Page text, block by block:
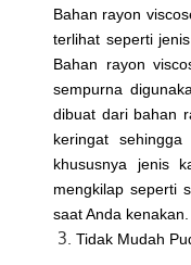
Bahan rayon
terlihat seperti
Bahan rayon
sempurna
dibuat dari bahan
keringat
khususnya jenis
mengkilap seperti
saat Anda kenakan.
Tidak Mudah